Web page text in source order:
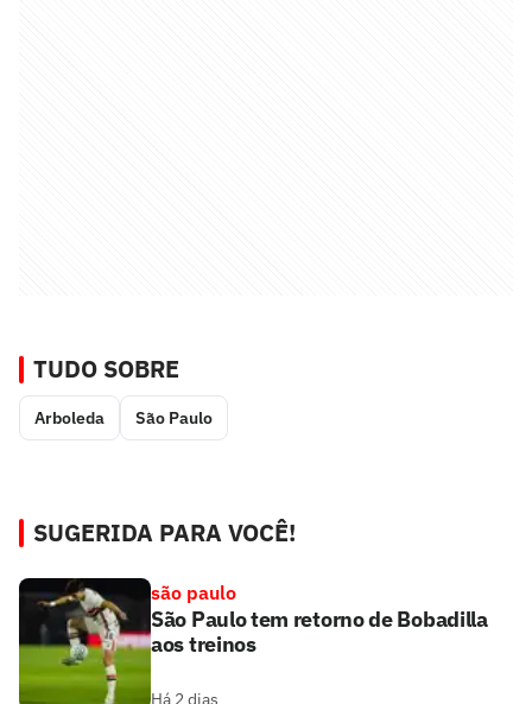
TUDO SOBRE
Arboleda São Paulo
SUGERIDA PARA VOCÊ!
são paulo
São Paulo tem retorno de Bobadilla
aos treinos